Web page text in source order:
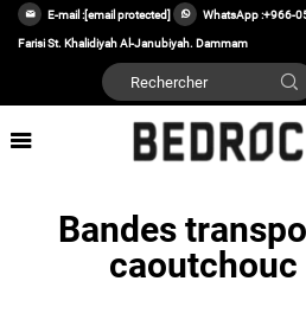
E-mail :[email protected] WhatsApp :+966-
Farisi St. Khalidiyah Al-Janubiyah. Dammam
Bandes